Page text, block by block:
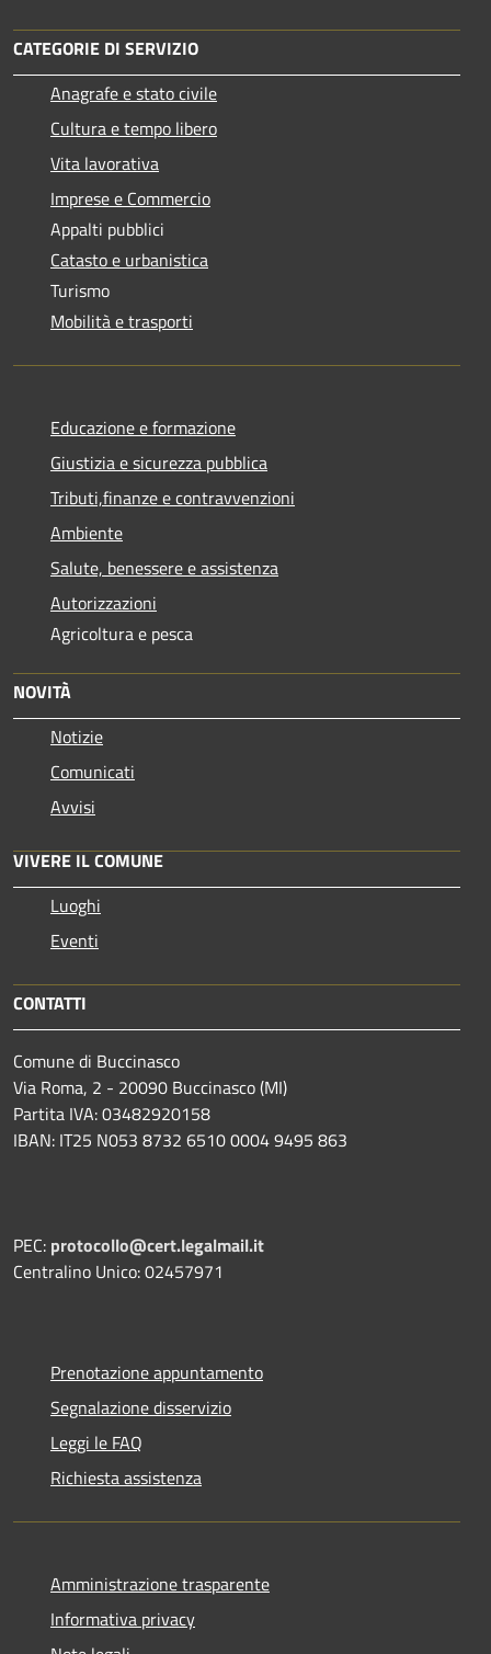
CATEGORIE DI SERVIZIO
Anagrafe e stato civile
Cultura e tempo libero
Vita lavorativa
Imprese e Commercio
Appalti pubblici
Catasto e urbanistica
Turismo
Mobilità e trasporti
Educazione e formazione
Giustizia e sicurezza pubblica
Tributi,finanze e contravvenzioni
Ambiente
Salute, benessere e assistenza
Autorizzazioni
Agricoltura e pesca
NOVITÀ
Notizie
Comunicati
Avvisi
VIVERE IL COMUNE
Luoghi
Eventi
CONTATTI
Comune di Buccinasco
Via Roma, 2 - 20090 Buccinasco (MI)
Partita IVA: 03482920158
IBAN: IT25 N053 8732 6510 0004 9495 863
PEC: protocollo@cert.legalmail.it
Centralino Unico: 02457971
Prenotazione appuntamento
Segnalazione disservizio
Leggi le FAQ
Richiesta assistenza
Amministrazione trasparente
Informativa privacy